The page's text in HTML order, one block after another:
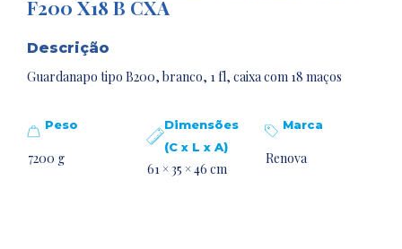
F200 X18 B CXA
Descrição
Guardanapo tipo B200, branco, 1 fl, caixa com 18 maços
Peso
7200 g
Dimensões
(C x L x A)
61 × 35 × 46 cm
Marca
Renova